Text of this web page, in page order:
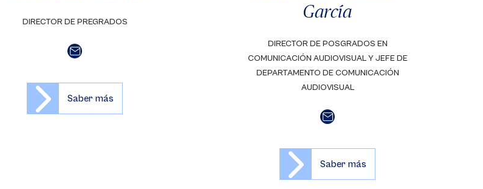
DIRECTOR DE PREGRADOS
Saber más
García
DIRECTOR DE POSGRADOS EN
COMUNICACIÓN AUDIOVISUAL Y JEFE DE
DEPARTAMENTO DE COMUNICACIÓN
AUDIOVISUAL
Saber más